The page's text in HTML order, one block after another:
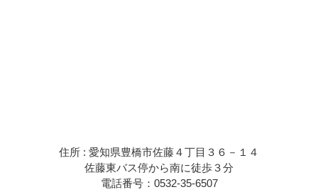
住所 : 愛知県豊橋市佐藤４丁目３６－１４
佐藤東バス停から南に徒歩３分
電話番号：0532-35-6507